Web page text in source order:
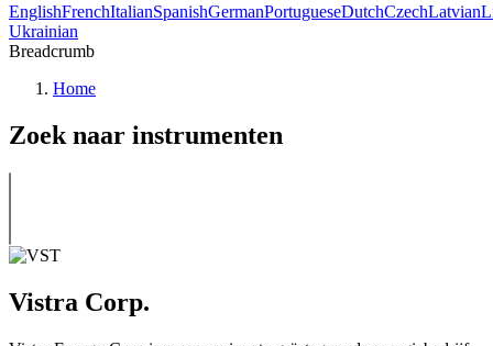
EnglishFrenchItalianSpanishGermanPortugueseDutchCzechLatvian
Ukrainian
Breadcrumb
Home
Zoek naar instrumenten
Vistra Corp.